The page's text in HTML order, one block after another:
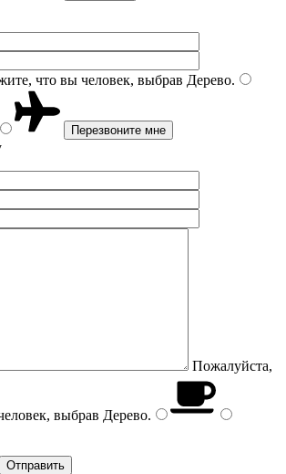
что вы человек, выбрав Дерево.
Пожалуйста,
выбрав Дерево.